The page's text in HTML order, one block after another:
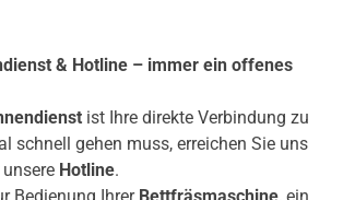
& Hotline – immer ein offenes
ist Ihre direkte Verbindung zu
schnell gehen muss, erreichen Sie uns
Hotline.